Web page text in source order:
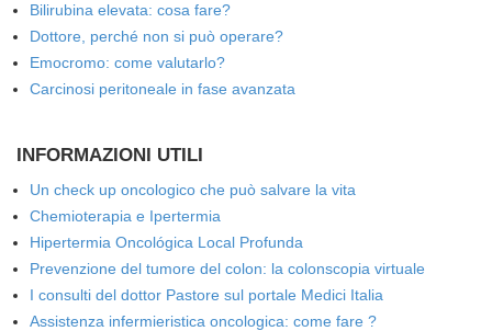
Bilirubina elevata: cosa fare?
Dottore, perché non si può operare?
Emocromo: come valutarlo?
Carcinosi peritoneale in fase avanzata
INFORMAZIONI UTILI
Un check up oncologico che può salvare la vita
Chemioterapia e Ipertermia
Hipertermia Oncológica Local Profunda
Prevenzione del tumore del colon: la colonscopia virtuale
I consulti del dottor Pastore sul portale Medici Italia
Assistenza infermieristica oncologica: come fare ?